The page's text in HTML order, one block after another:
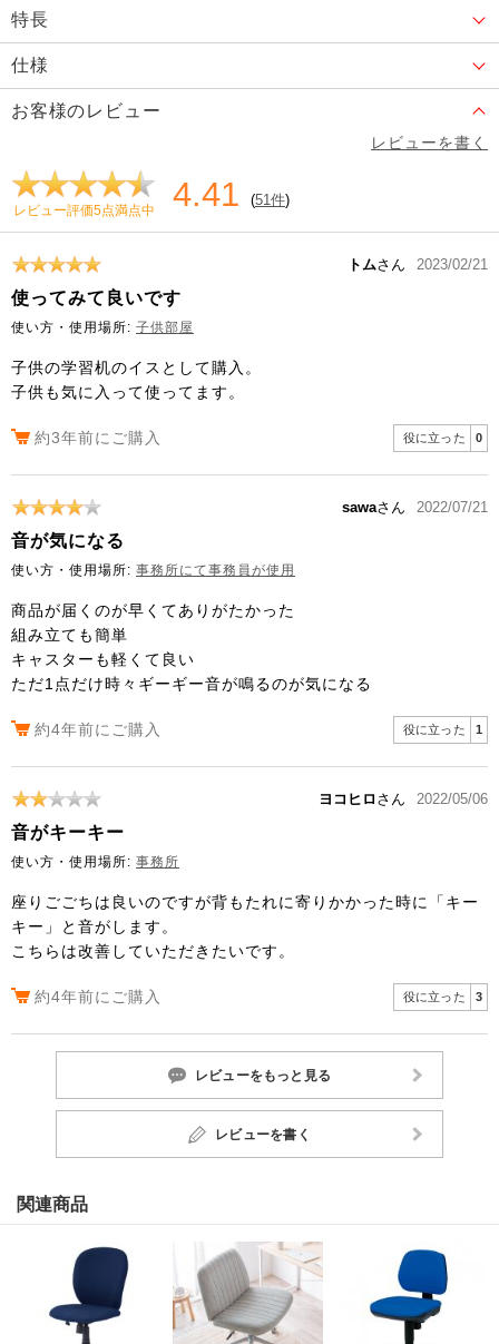
特長
仕様
お客様のレビュー
レビューを書く
レビュー評価5点満点中 4.41 (51件)
トムさん 2023/02/21
使ってみて良いです
使い方・使用場所: 子供部屋
子供の学習机のイスとして購入。
子供も気に入って使ってます。
約3年前にご購入 役に立った 0
sawaさん 2022/07/21
音が気になる
使い方・使用場所: 事務所にて事務員が使用
商品が届くのが早くてありがたかった
組み立ても簡単
キャスターも軽くて良い
ただ1点だけ時々ギーギー音が鳴るのが気になる
約4年前にご購入 役に立った 1
ヨコヒロ さん 2022/05/06
音がキーキー
使い方・使用場所: 事務所
座りごごちは良いのですが背もたれに寄りかかった時に「キー
キー」と音がします。
こちらは改善していただきたいです。
約4年前にご購入 役に立った 3
レビューをもっと見る
レビューを書く
関連商品